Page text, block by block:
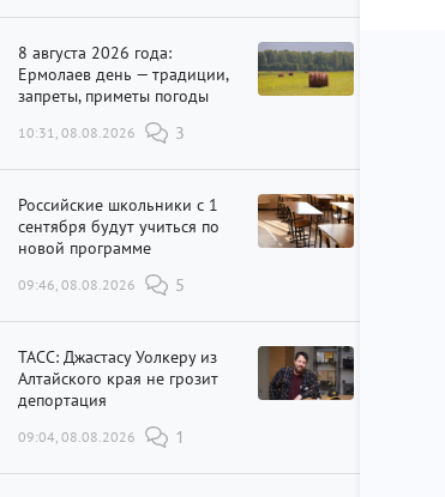
8 августа 2026 года:
Ермолаев день — традиции,
запреты, приметы погоды
10:31, 08.08.2026 3
Российские школьники с 1
сентября будут учиться по
новой программе
09:46, 08.08.2026 5
ТАСС: Джастасу Уолкеру из
Алтайского края не грозит
депортация
09:04, 08.08.2026 1